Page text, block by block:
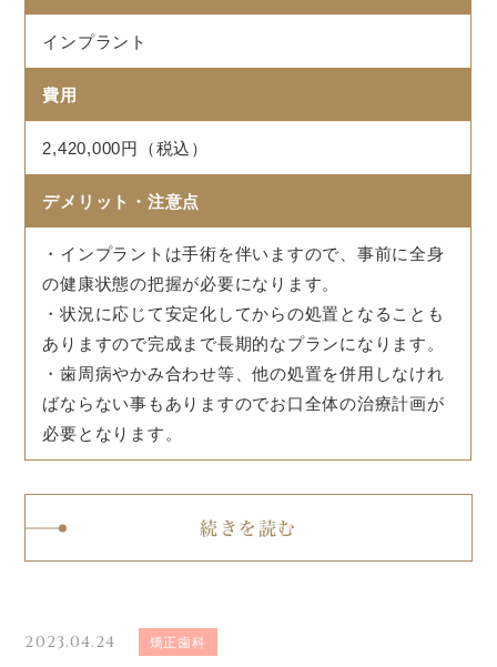
インプラント
費用
2,420,000円（税込）
デメリット・注意点
・インプラントは手術を伴いますので、事前に全身
の健康状態の把握が必要になります。
・状況に応じて安定化してからの処置となることも
ありますので完成まで長期的なプランになります。
・歯周病やかみ合わせ等、他の処置を併用しなけれ
ばならない事もありますのでお口全体の治療計画が
必要となります。
続きを読む
2023.04.24 矯正歯科